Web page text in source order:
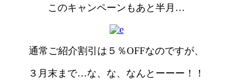
このキャンペーンもあと半月…
通常ご紹介割引は５％OFFなのですが、
３月末まで…な、な、なんとーーー！！